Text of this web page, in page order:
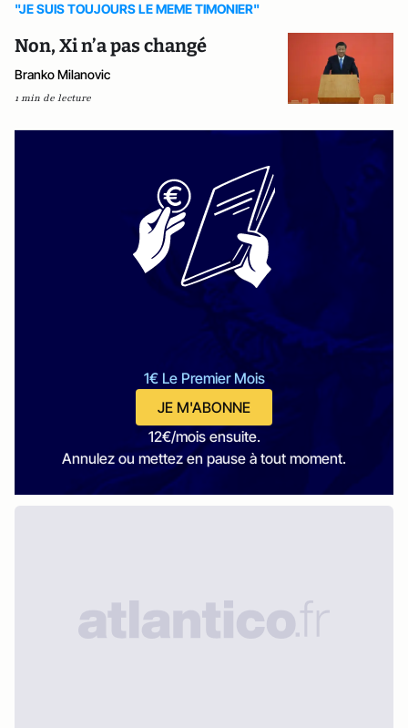
"JE SUIS TOUJOURS LE MEME TIMONIER"
Non, Xi n’a pas changé
Branko Milanovic
1 min de lecture
1€ Le Premier Mois
JE M'ABONNE
12€/mois ensuite.
Annulez ou mettez en pause à tout moment.